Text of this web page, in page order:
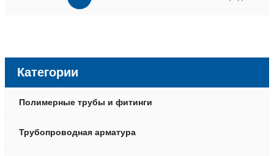
Категории
Полимерные трубы и фитинги
Трубопроводная арматура